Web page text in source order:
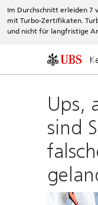
Im Durchschnitt erleiden 7
mit Turbo-Zertifikaten.
und nicht für langfristige
Ups,
sind